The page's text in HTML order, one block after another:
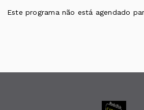
Este programa não está agendado